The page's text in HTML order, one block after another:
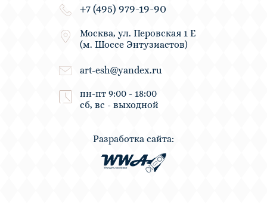
+7 (495) 979-19-90
Москва, ул. Перовская 1 Е
(м. Шоссе Энтузиастов)
art-esh@yandex.ru
пн-пт 9:00 - 18:00
сб, вс - выходной
Разработка сайта: